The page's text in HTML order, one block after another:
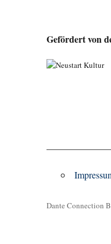
Gefördert von
Dante Connection